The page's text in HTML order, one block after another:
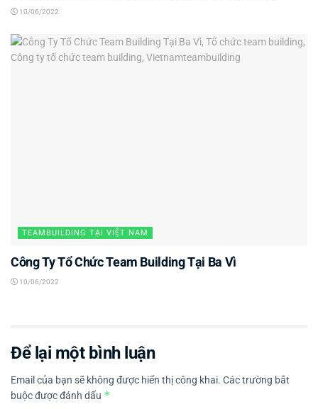
10/06/2022
TEAMBUILDING TẠI VIỆT NAM
Công Ty Tổ Chức Team Building Tại Ba Vì
10/06/2022
Để lại một bình luận
Email của bạn sẽ không được hiển thị công khai. Các trường bắt
buộc được đánh dấu *